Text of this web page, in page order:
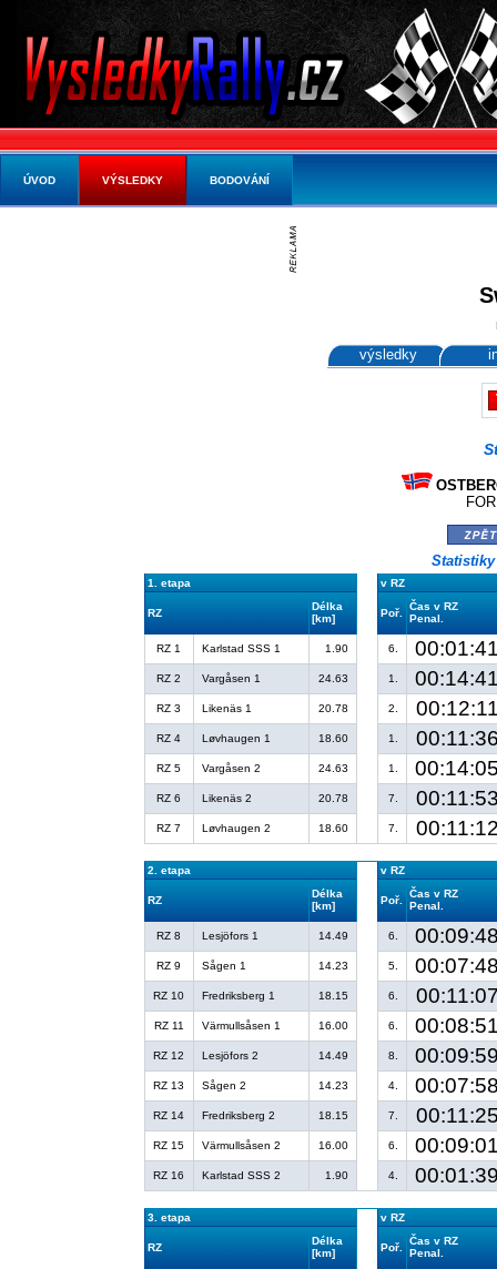
výsledky
1. etapa v RZ
RZ
Délka
[km]
Poř.
Čas v RZ
Penal.
RZ 1 Karlstad SSS 1 1.90 6.
RZ 2 Vargåsen 1 24.63 1.
RZ 3 Likenäs 1 20.78 2.
RZ 4 Løvhaugen 1 18.60 1.
RZ 5 Vargåsen 2 24.63 1.
RZ 6 Likenäs 2 20.78 7.
RZ 7 Løvhaugen 2 18.60 7.
2. etapa v RZ
RZ
Délka
[km]
Poř.
Čas v RZ
Penal.
RZ 8 Lesjöfors 1 14.49 6.
RZ 9 Sågen 1 14.23 5.
RZ 10 Fredriksberg 1 18.15 6.
RZ 11 Värmullsåsen 1 16.00 6.
RZ 12 Lesjöfors 2 14.49 8.
RZ 13 Sågen 2 14.23 4.
RZ 14 Fredriksberg 2 18.15 7.
RZ 15 Värmullsåsen 2 16.00 6.
RZ 16 Karlstad SSS 2 1.90 4.
3. etapa v RZ
RZ
Délka
[km]
Poř.
Čas v RZ
Penal.
ÚVOD VÝSLEDKY BODOVÁNÍ